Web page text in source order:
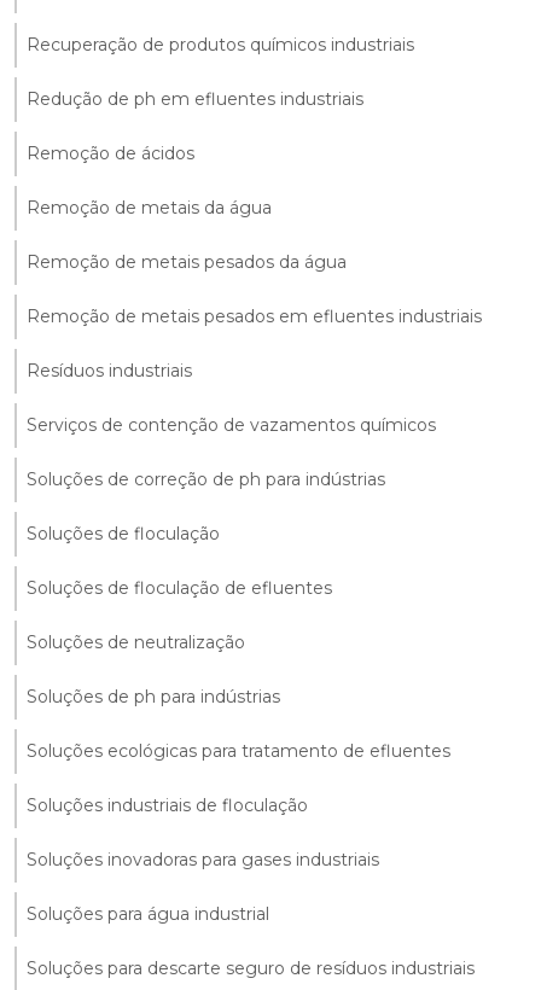
Recuperação de produtos químicos industriais
Redução de ph em efluentes industriais
Remoção de ácidos
Remoção de metais da água
Remoção de metais pesados da água
Remoção de metais pesados em efluentes industriais
Resíduos industriais
Serviços de contenção de vazamentos químicos
Soluções de correção de ph para indústrias
Soluções de floculação
Soluções de floculação de efluentes
Soluções de neutralização
Soluções de ph para indústrias
Soluções ecológicas para tratamento de efluentes
Soluções industriais de floculação
Soluções inovadoras para gases industriais
Soluções para água industrial
Soluções para descarte seguro de resíduos industriais